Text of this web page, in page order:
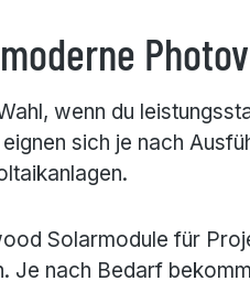
wenn du
sich je nach
Solarmodule für
Je nach Bedarf